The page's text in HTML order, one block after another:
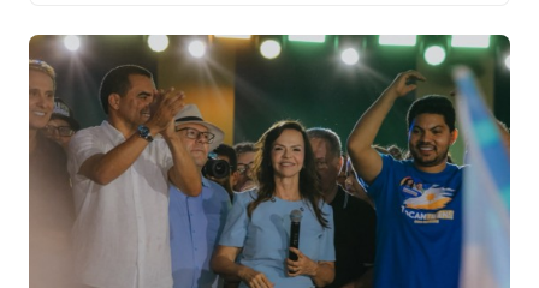
o evento reuniu jovens de Palmas em torno de […]